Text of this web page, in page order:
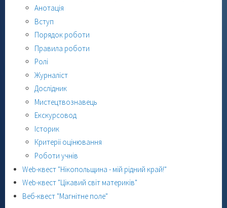
Анотація
Вступ
Порядок роботи
Правила роботи
Ролі
Журналіст
Дослідник
Мистецтвознавець
Екскурсовод
Історик
Критерії оцінювання
Роботи учнів
Web-квест "Нікопольщина - мій рідний край!"
Web-квест "Цікавий світ материків"
Веб-квест "Магнітне поле"